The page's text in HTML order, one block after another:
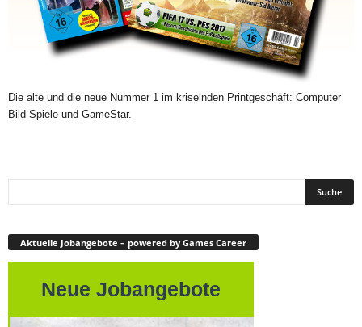
Die alte und die neue Nummer 1 im kriselnden Printgeschäft: Computer
Bild Spiele und GameStar.
Aktuelle Jobangebote – powered by Games Career